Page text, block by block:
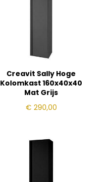
Creavit Sally Hoge
Kolomkast 160x40x40
Mat Grijs
€ 290,00